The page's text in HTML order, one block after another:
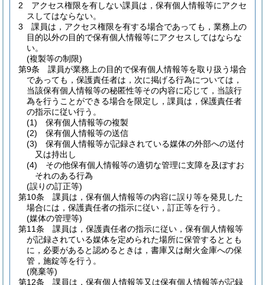
2
アクセス権限を有しない課員は，保有個人情報等にアクセ
スしてはならない。
3
課員は，アクセス権限を有する場合であっても，業務上の
目的以外の目的で保有個人情報等にアクセスしてはならな
い。
(複製等の制限)
第9条
課員が業務上の目的で保有個人情報等を取り扱う場合
であっても，保護責任者は，次に掲げる行為については，
当該保有個人情報等の秘匿性等その内容に応じて，当該行
為を行うことができる場合を限定し，課員は，保護責任者
の指示に従い行う。
(1)
保有個人情報等の複製
(2)
保有個人情報等の送信
(3)
保有個人情報等が記録されている媒体の外部への送付
又は持出し
(4)
その他保有個人情報等の適切な管理に支障を及ぼすお
それのある行為
(誤りの訂正等)
第10条
課員は，保有個人情報等の内容に誤り等を発見した
場合には，保護責任者の指示に従い，訂正等を行う。
(媒体の管理等)
第11条
課員は，保護責任者の指示に従い，保有個人情報等
が記録されている媒体を定められた場所に保管するととも
に，必要があると認めるときは，書庫又は耐火金庫への保
管，施錠等を行う。
(廃棄等)
第12条
課員は，保有個人情報等又は保有個人情報等が記録